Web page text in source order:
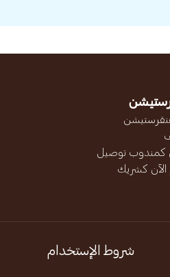
توصيل
الآن كشريك
شروط الإستخدام